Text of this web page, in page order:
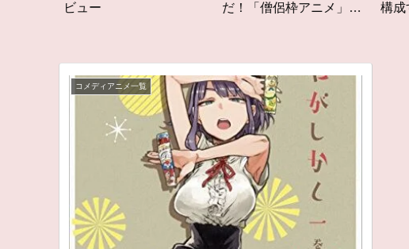
だ！「僧侶枠アニメ」特
構成する５つのアニメ」
コメディアニメ一覧